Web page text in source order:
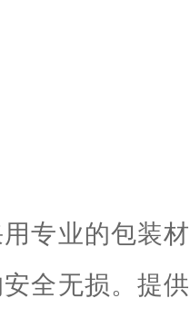
专业的包装
全无损。提